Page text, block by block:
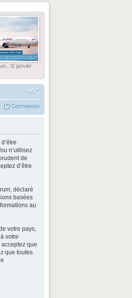
12 janvier
Connexion
n’utilisez
de
d’être
déclaré
basées
au
votre pays,
votre
que
que toutes